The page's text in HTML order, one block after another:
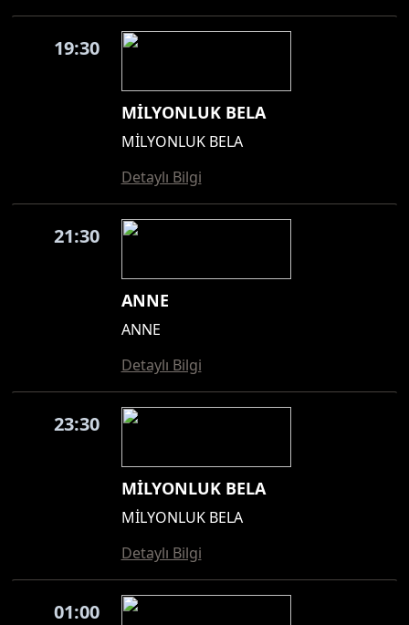
19:30
MİLYONLUK BELA
MİLYONLUK BELA
Detaylı Bilgi
21:30
ANNE
ANNE
Detaylı Bilgi
23:30
MİLYONLUK BELA
MİLYONLUK BELA
Detaylı Bilgi
01:00